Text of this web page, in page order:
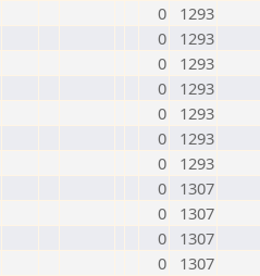
0
1293
0
1293
0
1293
0
1293
0
1293
0
1293
0
1293
0
1307
0
1307
0
1307
0
1307